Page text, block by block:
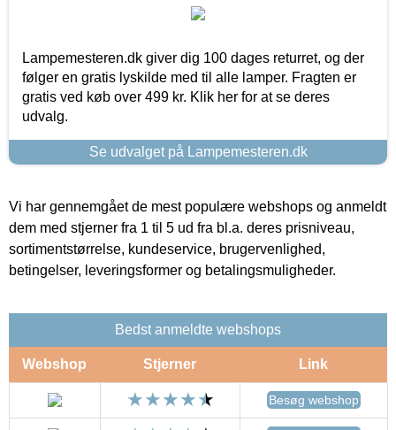
Lampemesteren.dk giver dig 100 dages returret, og der
følger en gratis lyskilde med til alle lamper. Fragten er
gratis ved køb over 499 kr. Klik her for at se deres
udvalg.
Se udvalget på Lampemesteren.dk
Vi har gennemgået de mest populære webshops og anmeldt
dem med stjerner fra 1 til 5 ud fra bl.a. deres prisniveau,
sortimentstørrelse, kundeservice, brugervenlighed,
betingelser, leveringsformer og betalingsmuligheder.
Bedst anmeldte webshops
Webshop Stjerner Link
Besøg webshop